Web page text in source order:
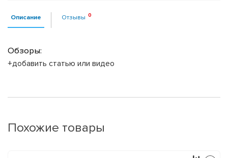
Описание Отзывы
Обзоры:
+добавить статью или видео
Похожие товары